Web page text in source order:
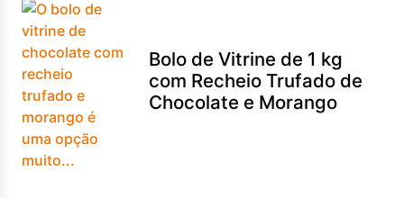
Bolo de Vitrine de 1 kg
com Recheio Trufado de
Chocolate e Morango